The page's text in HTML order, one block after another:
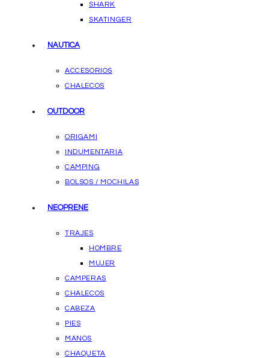
SHARK
SKATINGER
NAUTICA
ACCESORIOS
CHALECOS
OUTDOOR
ORIGAMI
INDUMENTARIA
CAMPING
BOLSOS / MOCHILAS
NEOPRENE
TRAJES
HOMBRE
MUJER
CAMPERAS
CHALECOS
CABEZA
PIES
MANOS
CHAQUETA